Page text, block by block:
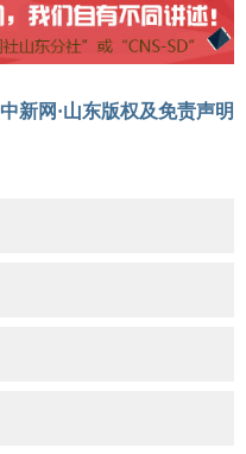
中新网·山东版权及免责声明